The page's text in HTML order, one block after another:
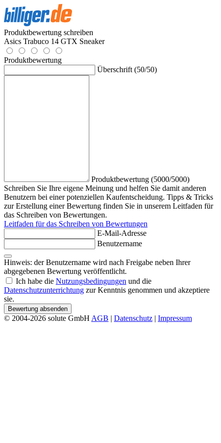
Produktbewertung schreiben
Asics Trabuco 14 GTX Sneaker
Produktbewertung
Überschrift (50/50)
Produktbewertung (5000/5000)
Schreiben Sie Ihre eigene Meinung und helfen Sie damit anderen
Benutzern bei einer potenziellen Kaufentscheidung. Tipps & Tricks
zur Erstellung einer Bewertung finden Sie in unserem Leitfaden für
das Schreiben von Bewertungen.
Leitfaden für das Schreiben von Bewertungen
E-Mail-Adresse
Benutzername
Hinweis: der Benutzername wird nach Freigabe neben Ihrer
abgegebenen Bewertung veröffentlicht.
Ich habe die Nutzungsbedingungen und die
Datenschutzunterrichtung zur Kenntnis genommen und akzeptiere
sie.
Bewertung absenden
© 2004-2026 solute GmbH AGB | Datenschutz | Impressum